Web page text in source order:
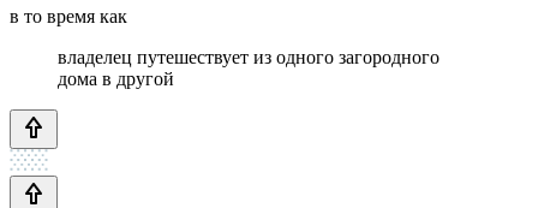
в то время как
владелец путешествует из одного загородного
дома в другой